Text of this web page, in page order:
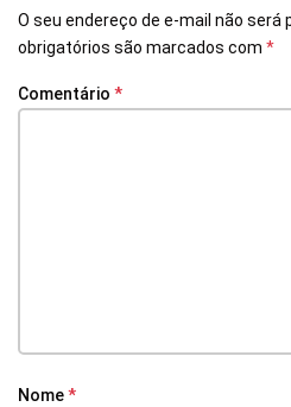
O seu endereço de e-mail não será
obrigatórios são marcados com *
Comentário *
Nome*